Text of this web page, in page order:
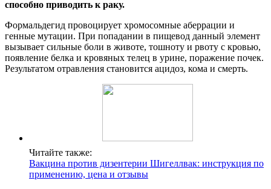
способно приводить к раку.
Формальдегид провоцирует хромосомные аберрации и
генные мутации. При попадании в пищевод данный элемент
вызывает сильные боли в животе, тошноту и рвоту с кровью,
появление белка и кровяных телец в урине, поражение почек.
Результатом отравления становится ацидоз, кома и смерть.
Читайте также:
Вакцина против дизентерии Шигеллвак: инструкция по
применению, цена и отзывы